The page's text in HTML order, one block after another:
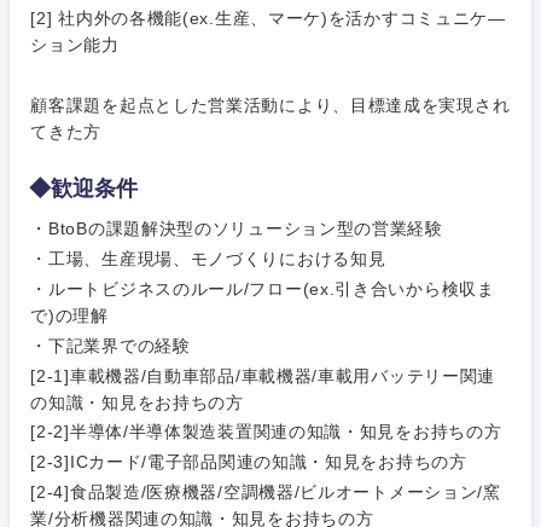
[2] 社内外の各機能(ex.生産、マーケ)を活かすコミュニケ―
ション能力
顧客課題を起点とした営業活動により、目標達成を実現され
てきた方
◆歓迎条件
・BtoBの課題解決型のソリューション型の営業経験
・工場、生産現場、モノづくりにおける知見
・ルートビジネスのルール/フロー(ex.引き合いから検収ま
で)の理解
・下記業界での経験
[2-1]車載機器/自動車部品/車載機器/車載用バッテリー関連
の知識・知見をお持ちの方
[2-2]半導体/半導体製造装置関連の知識・知見をお持ちの方
[2-3]ICカード/電子部品関連の知識・知見をお持ちの方
[2-4]食品製造/医療機器/空調機器/ビルオートメーション/窯
業/分析機器関連の知識・知見をお持ちの方